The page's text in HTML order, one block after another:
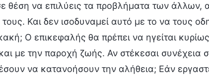
θέση να επιλύεις τα προβλήματα των άλλων,
τους. Και δεν ισοδυναμεί αυτό με το να τους
Ο επικεφαλής θα πρέπει να ηγείται
με την παροχή ζωής. Αν στέκεσαι συνέχεια
να κατανοήσουν την αλήθεια; Εάν